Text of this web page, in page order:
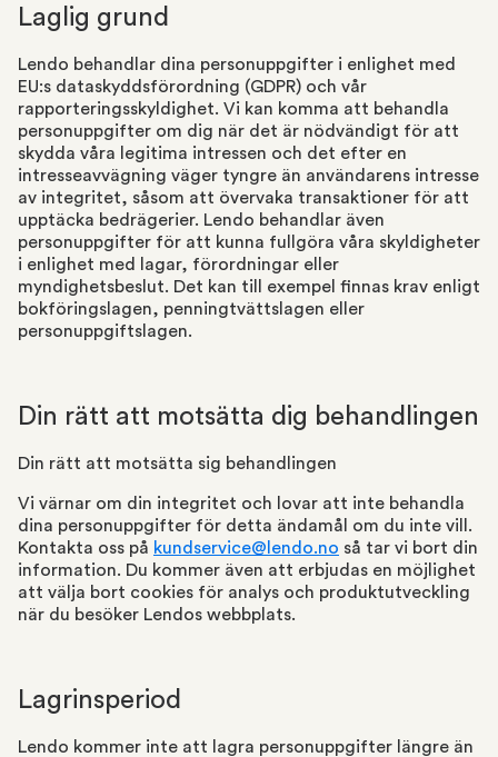
Laglig grund
Lendo behandlar dina personuppgifter i enlighet med
EU:s dataskyddsförordning (GDPR) och vår
rapporteringsskyldighet. Vi kan komma att behandla
personuppgifter om dig när det är nödvändigt för att
skydda våra legitima intressen och det efter en
intresseavvägning väger tyngre än användarens intresse
av integritet, såsom att övervaka transaktioner för att
upptäcka bedrägerier. Lendo behandlar även
personuppgifter för att kunna fullgöra våra skyldigheter
i enlighet med lagar, förordningar eller
myndighetsbeslut. Det kan till exempel finnas krav enligt
bokföringslagen, penningtvättslagen eller
personuppgiftslagen.
Din rätt att motsätta dig behandlingen
Din rätt att motsätta sig behandlingen
Vi värnar om din integritet och lovar att inte behandla
dina personuppgifter för detta ändamål om du inte vill.
Kontakta oss på kundservice@lendo.no så tar vi bort din
information. Du kommer även att erbjudas en möjlighet
att välja bort cookies för analys och produktutveckling
när du besöker Lendos webbplats.
Lagrinsperiod
Lendo kommer inte att lagra personuppgifter längre än